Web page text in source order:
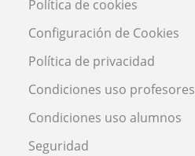
Política de cookies
Configuración de Cookies
Política de privacidad
Condiciones uso profesores
Condiciones uso alumnos
Seguridad